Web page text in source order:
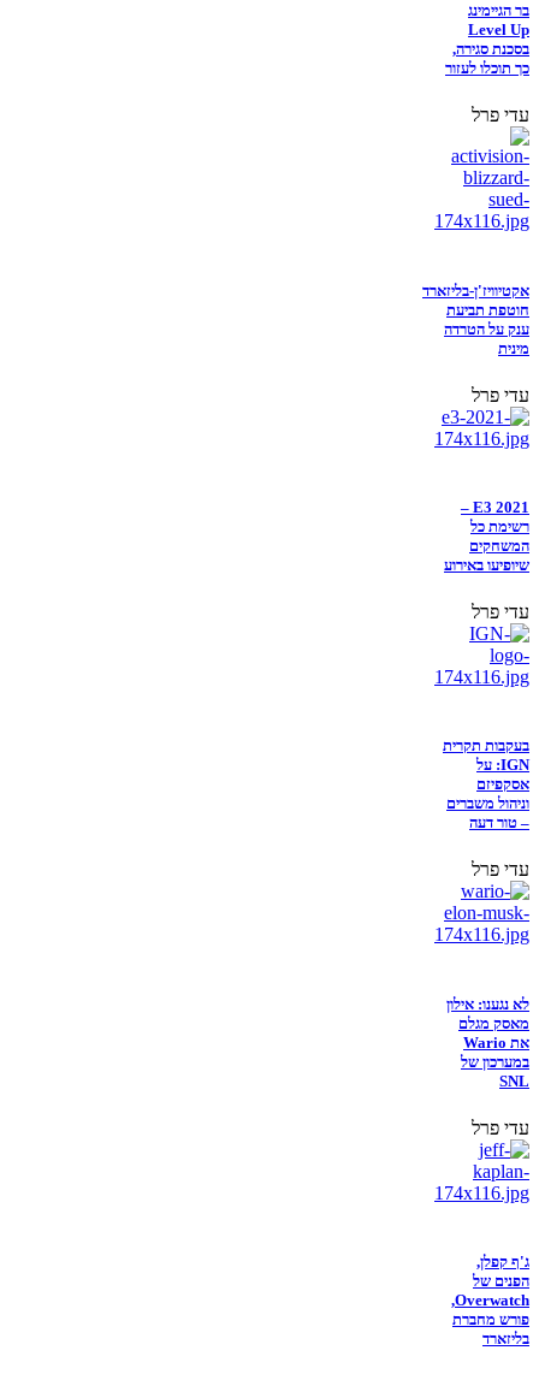
בר הגיימינג
Level Up
בסכנת סגירה,
כך תוכלו לעזור
עדי פרל
אקטיוויז'ן-בליזארד
חוטפת תביעת
ענק על הטרדה
מינית
עדי פרל
E3 2021 –
רשימת כל
המשחקים
שיופיעו באירוע
עדי פרל
בעקבות תקרית
IGN: על
אסקפיזם
וניהול משברים
– טור דעה
עדי פרל
לא נגענו: אילון
מאסק מגלם
את Wario
במערכון של
SNL
עדי פרל
ג'ף קפלן,
הפנים של
Overwatch,
פורש מחברת
בליזארד